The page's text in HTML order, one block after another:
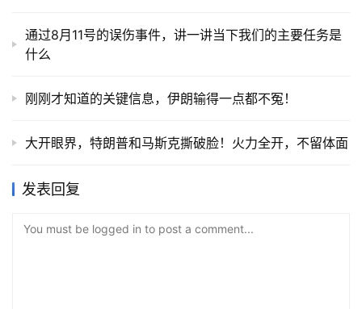
通过8月11号的误伤事件，讲一讲当下我们的主要任务是
什么
刚刚才知道的关键信息，伊朗输得一点都不冤！
大开眼界，特朗普和马斯克撕破脸！火力全开，不留体面
发表回复
You must be logged in to post a comment...